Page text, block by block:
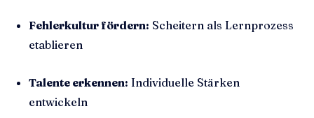
Fehlerkultur fördern: Scheitern als Lernprozess
etablieren
Talente erkennen: Individuelle Stärken
entwickeln